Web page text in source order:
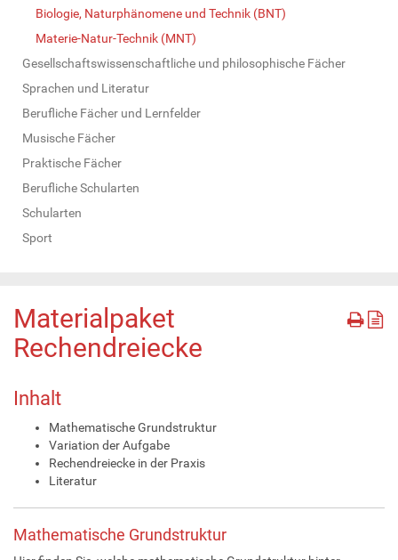
Biologie, Naturphänomene und Technik (BNT)
Materie-Natur-Technik (MNT)
Gesellschaftswissenschaftliche und philosophische Fächer
Sprachen und Literatur
Berufliche Fächer und Lernfelder
Musische Fächer
Praktische Fächer
Berufliche Schularten
Schularten
Sport
Materialpaket
Rechendreiecke
Inhalt
Mathematische Grundstruktur
Variation der Aufgabe
Rechendreiecke in der Praxis
Literatur
Mathematische Grundstruktur